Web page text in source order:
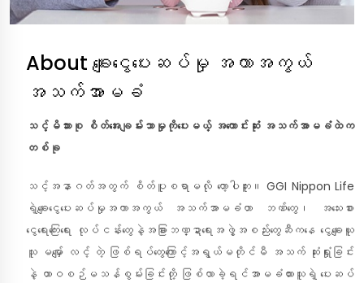
About ချေးငွေပေးဆပ်မှု အကာအကွယ်
အသက်အာမခံ
သင့်မိသားစု စိတ်အေးချမ်းသာမှုကိုပေးမယ့် အကောင်းဆုံး အသက်အာမခံထဲက
တစ်ခု
သင့်အနာဂတ်အတွက် စိတ်ပူစရာမလို တော့ပါဘူး။ GGI Nippon Life
ရဲ့ချေးငွေပေးဆပ်မှုအကာအကွယ် အသက်အာမခံဟာ ဘဏ်တွေ၊ အသေးစား
ငွေရေးကြေးရေး လုပ်ငန်းတွေနဲ့အခြားဘဏ္ဍာရေးအဖွဲ့အစည်းတွေဆီကနေ ငွေချေးယူ
သူ မမျှော် လင့် တဲ့ ဖြစ်ရပ်တွေကြောင့်အရွယ်မတိုင်မီ အသက် ဆုံးရှုံးခြင်း
နဲ့ ထာဝစဉ်မသန်စွမ်းခြင်းတို့ ဖြစ်လာခဲ့ရင်အာမခံထားသူရဲ့ ပေးဆပ်